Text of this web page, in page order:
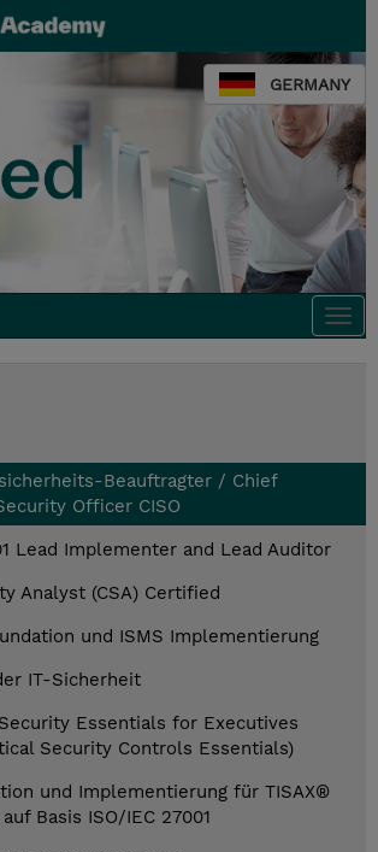
GERMANY
Beauftragter / Chief
Officer CISO
Lead Implementer and Lead Auditor
Analyst (CSA) Certified
und ISMS Implementierung
IT-Sicherheit
Essentials for Executives
Security Controls Essentials)
und Implementierung für TISAX®
Basis ISO/IEC 27001